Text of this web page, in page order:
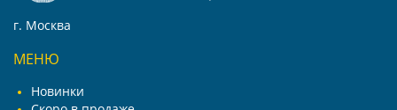
г. Москва
МЕНЮ
Новинки